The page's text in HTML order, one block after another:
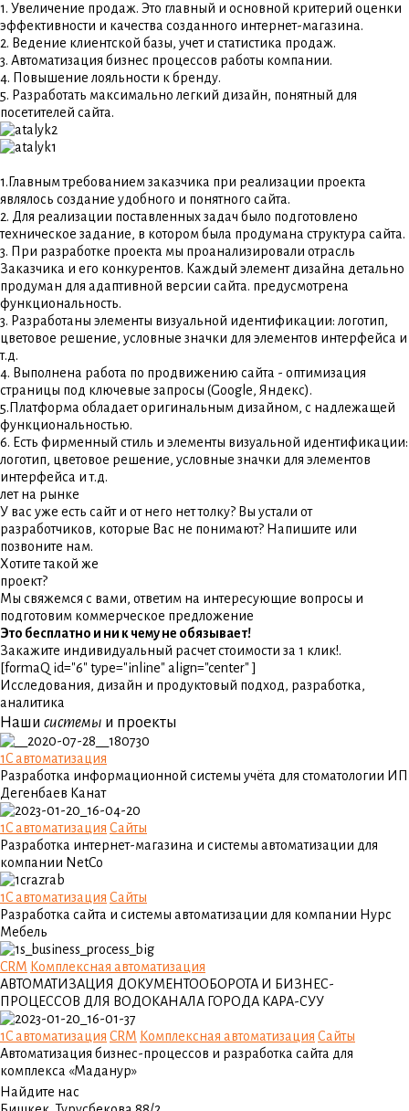
1. Увеличение продаж. Это главный и основной критерий оценки
эффективности и качества созданного интернет-магазина.
2. Ведение клиентской базы, учет и статистика продаж.
3. Автоматизация бизнес процессов работы компании.
4. Повышение лояльности к бренду.
5. Разработать максимально легкий дизайн, понятный для
посетителей сайта.
1.Главным требованием заказчика при реализации проекта
являлось создание удобного и понятного сайта.
2. Для реализации поставленных задач было подготовлено
техническое задание, в котором была продумана структура сайта.
3. При разработке проекта мы проанализировали отрасль
Заказчика и его конкурентов. Каждый элемент дизайна детально
продуман для адаптивной версии сайта. предусмотрена
функциональность.
3. Разработаны элементы визуальной идентификации: логотип,
цветовое решение, условные значки для элементов интерфейса и
т.д.
4. Выполнена работа по продвижению сайта - оптимизация
страницы под ключевые запросы (Google, Яндекс).
5.Платформа обладает оригинальным дизайном, с надлежащей
функциональностью.
6. Есть фирменный стиль и элементы визуальной идентификации:
логотип, цветовое решение, условные значки для элементов
интерфейса и т.д.
лет на рынке
У вас уже есть сайт и от него нет толку? Вы устали от
разработчиков, которые Вас не понимают? Напишите или
позвоните нам.
Хотите такой же
проект?
Мы свяжемся с вами, ответим на интересующие вопросы и
подготовим коммерческое предложение
Это бесплатно и ни к чему не обязывает!
Закажите индивидуальный расчет стоимости за 1 клик!.
[formaQ id="6" type="inline" align="center" ]
Исследования, дизайн и продуктовый подход, разработка,
аналитика
Наши системы и проекты
1C автоматизация
Разработка информационной системы учёта для стоматологии ИП
Дегенбаев Канат
1C автоматизация Сайты
Разработка интернет-магазина и системы автоматизации для
компании NetCo
1C автоматизация Сайты
Разработка сайта и системы автоматизации для компании Нурс
Мебель
CRM Комплексная автоматизация
АВТОМАТИЗАЦИЯ ДОКУМЕНТООБОРОТА И БИЗНЕС-
ПРОЦЕССОВ ДЛЯ ВОДОКАНАЛА ГОРОДА КАРА-СУУ
1C автоматизация CRM Комплексная автоматизация Сайты
Автоматизация бизнес-процессов и разработка сайта для
комплекса «Маданур»
Найдите нас